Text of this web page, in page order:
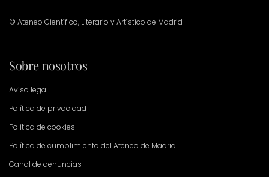
© Ateneo Científico, Literario y Artístico de Madrid
Sobre nosotros
Aviso legal
Política de privacidad
Política de cookies
Política de cumplimiento del Ateneo de Madrid
Canal de denuncias